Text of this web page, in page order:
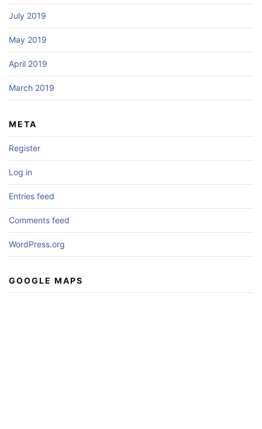
July 2019
May 2019
April 2019
March 2019
META
Register
Log in
Entries feed
Comments feed
WordPress.org
GOOGLE MAPS